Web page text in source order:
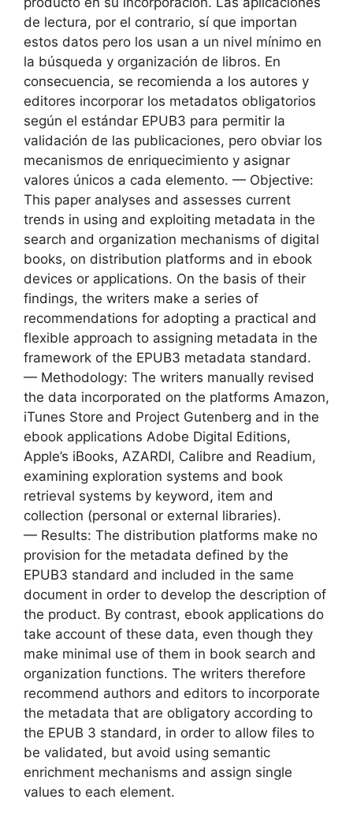
de lectura, por el contrario, sí que importan
estos datos pero los usan a un nivel mínimo en
la búsqueda y organización de libros. En
consecuencia, se recomienda a los autores y
editores incorporar los metadatos obligatorios
según el estándar EPUB3 para permitir la
validación de las publicaciones, pero obviar los
mecanismos de enriquecimiento y asignar
valores únicos a cada elemento. — Objective:
This paper analyses and assesses current
trends in using and exploiting metadata in the
search and organization mechanisms of digital
books, on distribution platforms and in ebook
devices or applications. On the basis of their
findings, the writers make a series of
recommendations for adopting a practical and
flexible approach to assigning metadata in the
framework of the EPUB3 metadata standard.
— Methodology: The writers manually revised
the data incorporated on the platforms Amazon,
iTunes Store and Project Gutenberg and in the
ebook applications Adobe Digital Editions,
Apple’s iBooks, AZARDI, Calibre and Readium,
examining exploration systems and book
retrieval systems by keyword, item and
collection (personal or external libraries).
— Results: The distribution platforms make no
provision for the metadata defined by the
EPUB3 standard and included in the same
document in order to develop the description of
the product. By contrast, ebook applications do
take account of these data, even though they
make minimal use of them in book search and
organization functions. The writers therefore
recommend authors and editors to incorporate
the metadata that are obligatory according to
the EPUB 3 standard, in order to allow files to
be validated, but avoid using semantic
enrichment mechanisms and assign single
values to each element.